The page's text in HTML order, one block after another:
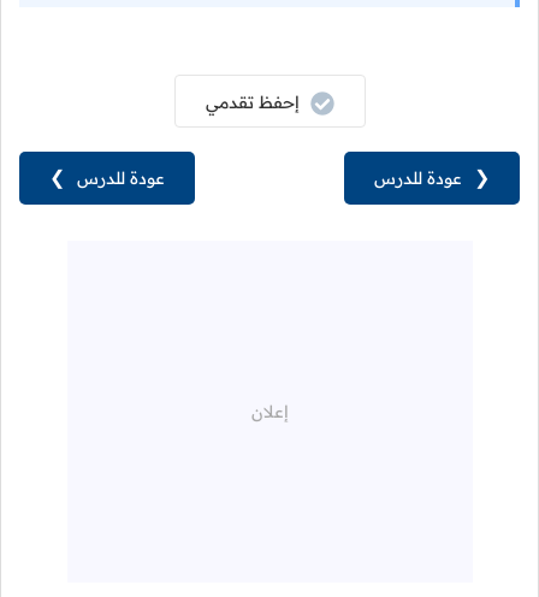
عودة للدرس ❯
إحفظ تقدمي
❮ عودة للدرس